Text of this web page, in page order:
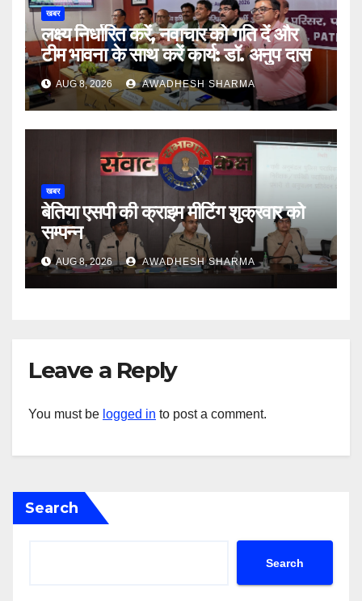
खबर
लक्ष्य निर्धारित करें, नवाचार को गति दें और
टीम भावना के साथ करें कार्य: डॉ. अनुप दास
AUG 8, 2026 AWADHESH SHARMA
खबर
बेतिया एसपी की क्राइम मीटिंग शुक्रवार को
सम्पन्न
AUG 8, 2026 AWADHESH SHARMA
Leave a Reply
You must be logged in to post a comment.
Search
Search